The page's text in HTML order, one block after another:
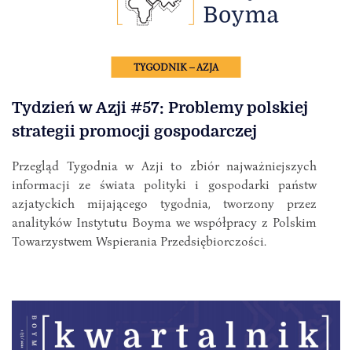
TYGODNIK – AZJA
Tydzień w Azji #57: Problemy polskiej
strategii promocji gospodarczej
Przegląd Tygodnia w Azji to zbiór najważniejszych
informacji ze świata polityki i gospodarki państw
azjatyckich mijającego tygodnia, tworzony przez
analityków Instytutu Boyma we współpracy z Polskim
Towarzystwem Wspierania Przedsiębiorczości.